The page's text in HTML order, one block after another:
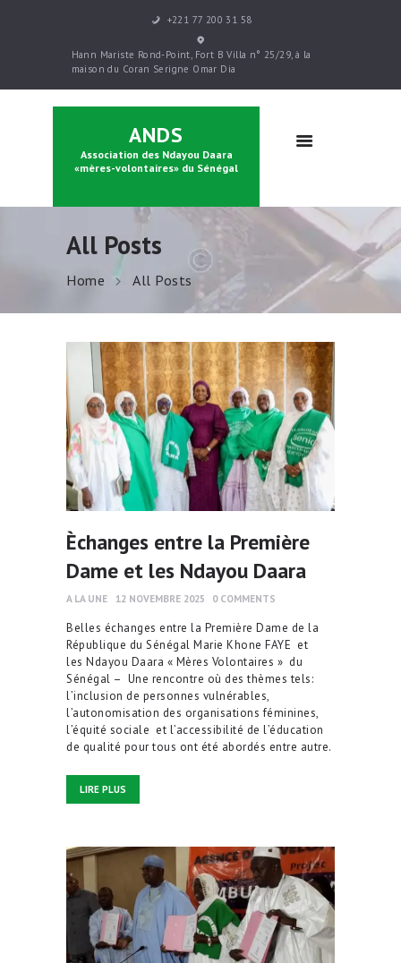
+221 77 200 31 58
Hann Mariste Rond-Point, Fort B Villa n° 25/29, à la
maison du Coran Serigne Omar Dia
ANDS
Association des Ndayou Daara
«mères-volontaires» du Sénégal
All Posts
Home All Posts
PRÉSENTATION
PARRAINAGE
CONTACTS
BOUTIQUE
Èchanges entre la Première
Dame et les Ndayou Daara
A LA UNE 12 NOVEMBRE 2025 0 COMMENTS
Belles échanges entre la Première Dame de la
République du Sénégal Marie Khone FAYE et
les Ndayou Daara « Mères Volontaires » du
Sénégal – Une rencontre où des thèmes tels:
l’inclusion de personnes vulnérables,
l’autonomisation des organisations féminines,
l’équité sociale et l’accessibilité de l’éducation
de qualité pour tous ont été abordés entre autre.
LIRE PLUS